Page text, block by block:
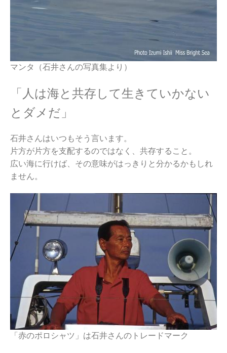
マンタ（石井さんの写真集より）
「人は海と共存して生きていかない
とダメだ」
石井さんはいつもそう言います。
片方が片方を支配するのではなく、共存すること。
広い海に行けば、その意味がはっきりと分かるかもしれ
ません。
「赤のポロシャツ」は石井さんのトレードマーク